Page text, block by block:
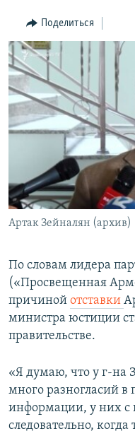
поискуНАГОРНЫЙ КАРАБАХ
КУЛЬТУРА
СПОРТ
АРХИВ
Հայերեն
Русский
Все сайты Радио
Поделиться
Артак Зейналян (архив)
По словам лидера
(«Просвещенная
причиной отставки
министра юстиции
правительстве.
«Я думаю, что у г-на
много разногласий в
информации, у них с
следовательно,